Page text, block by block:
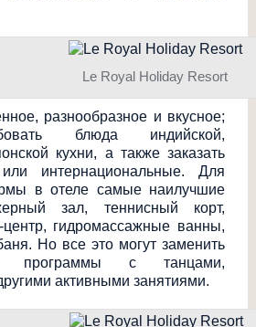
Le Royal Holiday Resort
разнообразное и вкусное;
блюда индийской,
кухни, а также заказать
интернациональные. Для
в отеле самые наилучшие
зал, теннисный корт,
центр, гидромассажные ванны,
Но все это могут заменить
программы с танцами,
активными занятиями.